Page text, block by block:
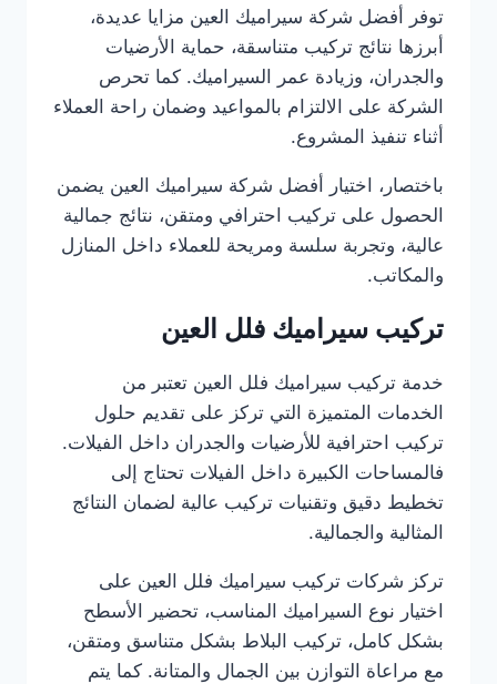
توفر أفضل شركة سيراميك العين مزايا عديدة،
أبرزها نتائج تركيب متناسقة، حماية الأرضيات
والجدران، وزيادة عمر السيراميك. كما تحرص
الشركة على الالتزام بالمواعيد وضمان راحة العملاء
أثناء تنفيذ المشروع.
باختصار، اختيار أفضل شركة سيراميك العين يضمن
الحصول على تركيب احترافي ومتقن، نتائج جمالية
عالية، وتجربة سلسة ومريحة للعملاء داخل المنازل
والمكاتب.
تركيب سيراميك فلل العين
خدمة تركيب سيراميك فلل العين تعتبر من
الخدمات المتميزة التي تركز على تقديم حلول
تركيب احترافية للأرضيات والجدران داخل الفيلات.
فالمساحات الكبيرة داخل الفيلات تحتاج إلى
تخطيط دقيق وتقنيات تركيب عالية لضمان النتائج
المثالية والجمالية.
تركز شركات تركيب سيراميك فلل العين على
اختيار نوع السيراميك المناسب، تحضير الأسطح
بشكل كامل، تركيب البلاط بشكل متناسق ومتقن،
مع مراعاة التوازن بين الجمال والمتانة. كما يتم